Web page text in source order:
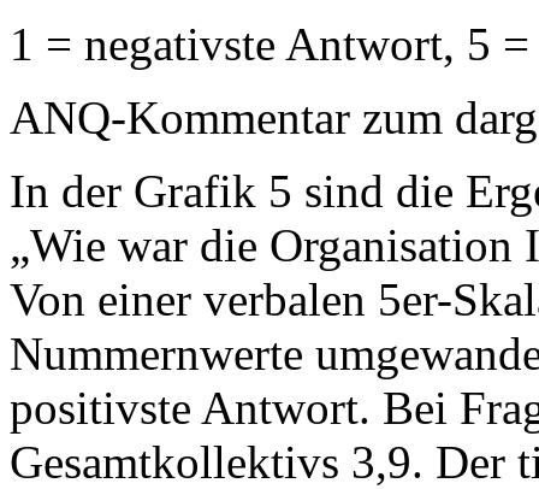
1 = negativste Antwort, 5
ANQ-Kommentar zum
In der Grafik 5 sind die
„Wie war die Organisation
Von einer verbalen 5er-
Nummernwerte
positivste Antwort. Bei
Gesamtkollektivs 3,9. Der